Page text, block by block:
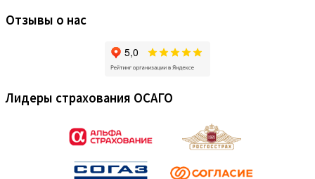
Отзывы о нас
Лидеры страхования ОСАГО